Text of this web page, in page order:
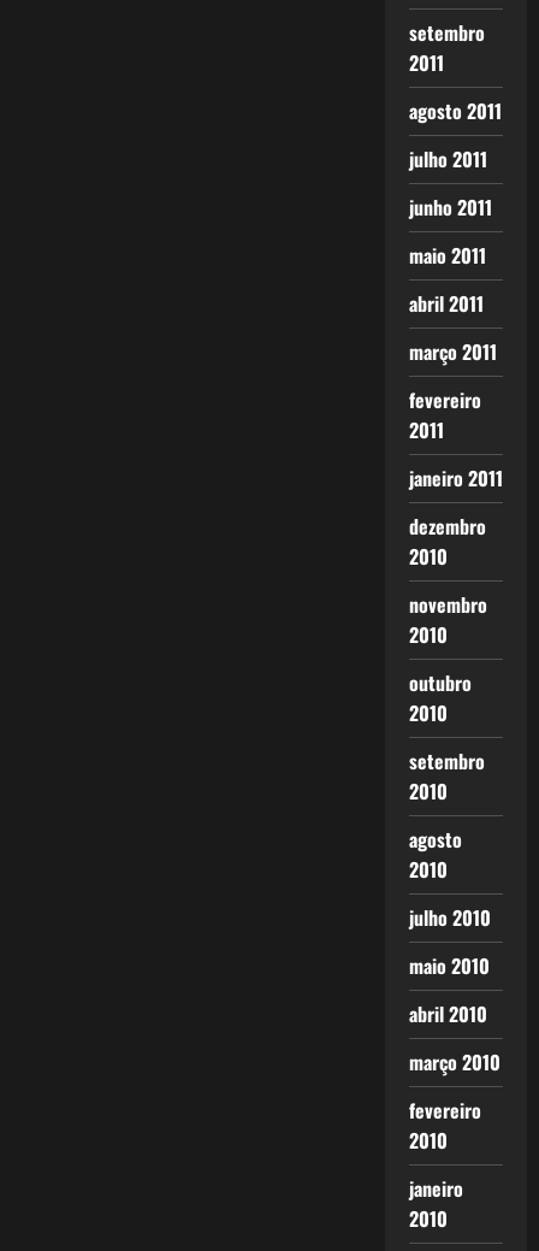
setembro
2011
agosto 2011
julho 2011
junho 2011
maio 2011
abril 2011
março 2011
fevereiro
2011
janeiro 2011
dezembro
2010
novembro
2010
outubro
2010
setembro
2010
agosto
2010
julho 2010
maio 2010
abril 2010
março 2010
fevereiro
2010
janeiro
2010